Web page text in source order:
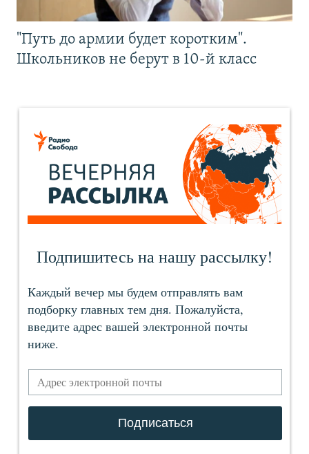
"Путь до армии будет коротким".
Школьников не берут в 10-й класс